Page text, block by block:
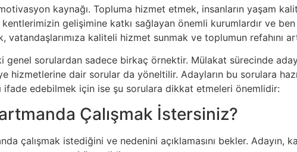
kaynağı. Topluma hizmet etmek, insanların yaşam
gelişimine katkı sağlayan önemli kurumlardır ve
vatandaşlarımıza kaliteli hizmet sunmak ve toplumun refahını
genel sorulardan sadece birkaç örnektir. Mülakat sürecinde
hizmetlerine dair sorular da yöneltilir. Adayların bu sorulara
ifade edebilmek için ise şu sorulara dikkat etmeleri önemlidir:
Çalışmak İstersiniz?
çalışmak istediğini ve nedenini açıklamasını bekler. Adayın,